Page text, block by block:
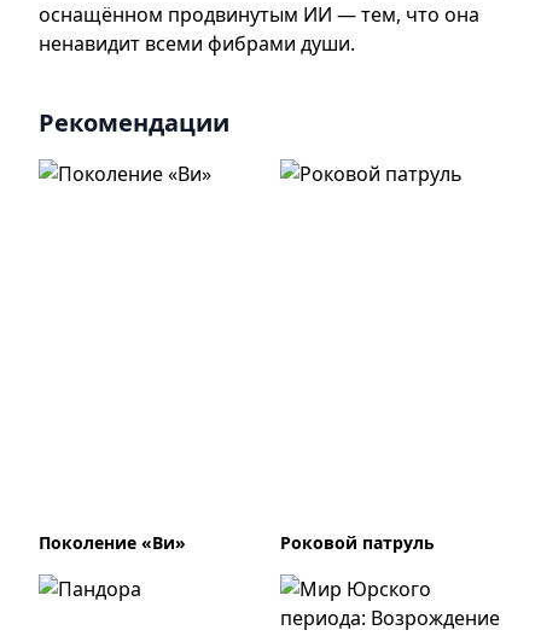
оснащённом продвинутым ИИ — тем, что она
ненавидит всеми фибрами души.
Рекомендации
Поколение «Ви» Роковой патруль